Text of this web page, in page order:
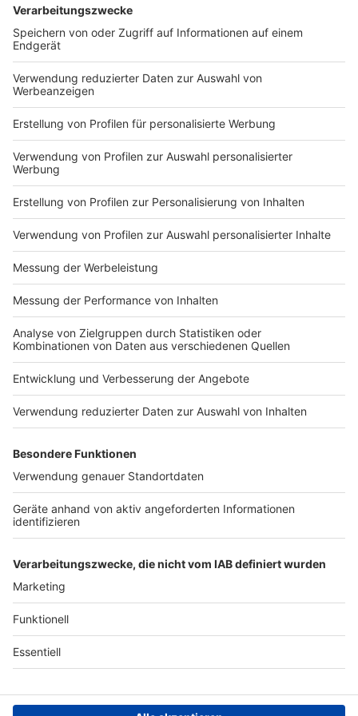
Material haben. Sie verrät
ganz attraktiv findet,
Teil der Queeren Bubble ist
und was es mit
eingefrorenem Sperma auf
sich hat. Dieser Podcast
Media: sales@julep.de Wir
verarbeiten im
Zusammenhang mit dem
Angebot unserer Podcasts
automatischen
Übermittlung der Daten
widersprechen wollen,
melden Sie sich hier:
https://plus.rtl.de/video-tv/shows/lets-dance-
der-offizielle-video-podcast-1063343 Unsere
Princess Charming findet eine Tanzpartnerin
sollte durchaus Girlfriend-Material haben. Sie
verrät uns, wen sie aus dem Cast ganz attraktiv
findet, warum sie nicht so gern Teil der Queeren
Bubble ist und was es mit eingefrorenem Sperma
auf sich hat. Dieser Podcast wird vermarktet von
Julep Media: sales@julep.de Wir verarbeiten im
Zusammenhang mit dem Angebot unserer
Podcasts Daten. Wenn Sie der automatischen
Übermittlung der Daten widersprechen wollen,
melden Sie sich hier: datenschutz@julep.de
20.02.2026 00:00 / 20min
Impressum
Nutzungsbedingungen
Jobs
Presse
Werben
Archiv
ANTENNE BAYERN GROUP
Stiftung ANTENNE BAYERN
hilft
Teilnahmebedingungen
Grounding Page ANTENNE
BAYERN
Kontakt
Studio-Hotline
Verkehrs-Hotline
Datenschutz­erklärung
einstellungen
Newsletter